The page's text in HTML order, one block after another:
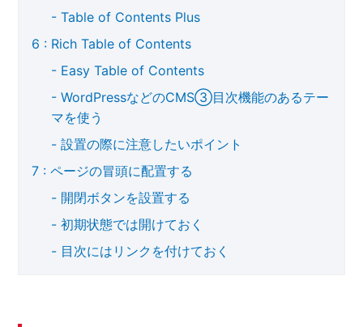
Table of Contents Plus
Rich Table of Contents
Easy Table of Contents
WordPressなどのCMS③目次機能のあるテー
マを使う
設置の際に注意したいポイント
ページの冒頭に配置する
開閉ボタンを設置する
初期状態では開けておく
目次にはリンクを付けておく